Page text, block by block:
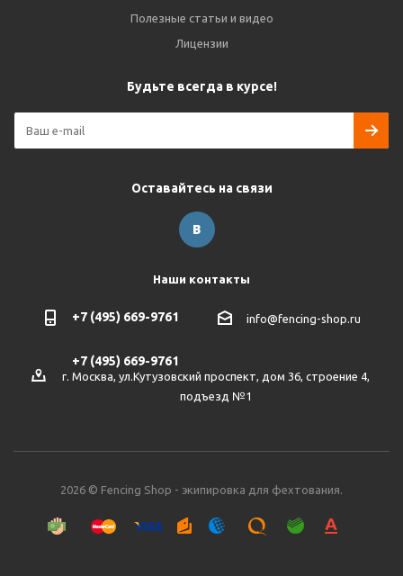
Полезные статьи и видео
Лицензии
Будьте всегда в курсе!
Оставайтесь на связи
Наши контакты
+7 (495) 669-9761
+7 (495) 669-9761
info@fencing-shop.ru
г. Москва, ул.Кутузовский проспект, дом 36, строение 4,
подъезд №1
2026 © Fencing Shop - экипировка для фехтования.